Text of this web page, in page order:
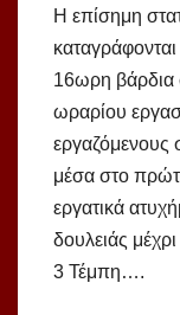
Η επίσημη
16ωρη βάρδια
ωραρίου
εργαζόμενους
μέσα στο
εργατικά
δουλειάς
3 Τέμπη….